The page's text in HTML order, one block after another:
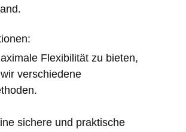
Flexibilität zu bieten,
verschiedene
sichere und praktische